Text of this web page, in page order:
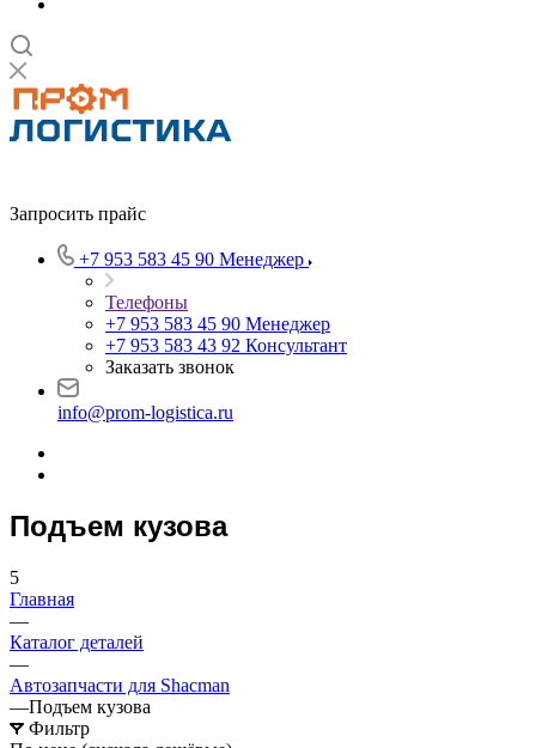
Запросить прайс
+7 953 583 45 90 Менеджер
Телефоны
+7 953 583 45 90 Менеджер
+7 953 583 43 92 Консультант
Заказать звонок
info@prom-logistica.ru
Подъем кузова
5
Главная
—
Каталог деталей
—
Автозапчасти для Shacman
—Подъем кузова
Фильтр